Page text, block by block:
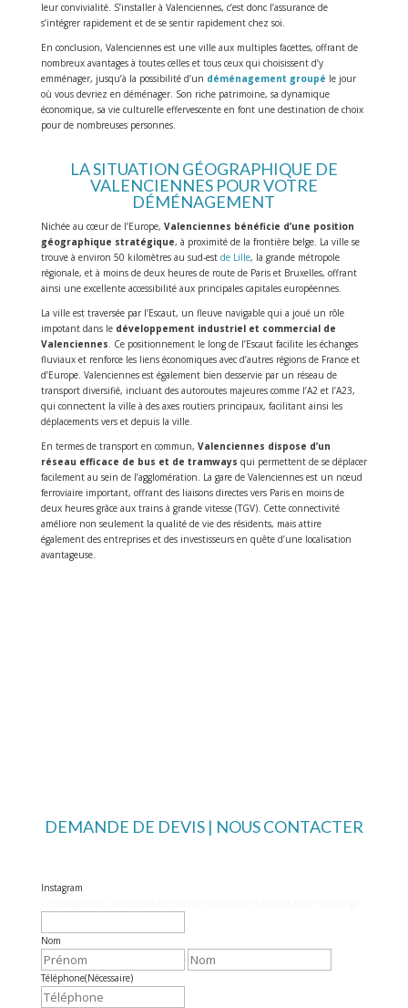
leur convivialité. S’installer à Valenciennes, c’est donc l’assurance de
s’intégrer rapidement et de se sentir rapidement chez soi.
En conclusion, Valenciennes est une ville aux multiples facettes, offrant de
nombreux avantages à toutes celles et tous ceux qui choisissent d’y
emménager, jusqu’à la possibilité d’un déménagement groupé le jour
où vous devriez en déménager. Son riche patrimoine, sa dynamique
économique, sa vie culturelle effervescente en font une destination de choix
pour de nombreuses personnes.
LA SITUATION GÉOGRAPHIQUE DE
VALENCIENNES POUR VOTRE
DÉMÉNAGEMENT
Nichée au cœur de l’Europe, Valenciennes bénéficie d’une position
géographique stratégique, à proximité de la frontière belge. La ville se
trouve à environ 50 kilomètres au sud-est de Lille, la grande métropole
régionale, et à moins de deux heures de route de Paris et Bruxelles, offrant
ainsi une excellente accessibilité aux principales capitales européennes.
La ville est traversée par l’Escaut, un fleuve navigable qui a joué un rôle
impotant dans le développement industriel et commercial de
Valenciennes. Ce positionnement le long de l’Escaut facilite les échanges
fluviaux et renforce les liens économiques avec d’autres régions de France et
d’Europe. Valenciennes est également bien desservie par un réseau de
transport diversifié, incluant des autoroutes majeures comme l’A2 et l’A23,
qui connectent la ville à des axes routiers principaux, facilitant ainsi les
déplacements vers et depuis la ville.
En termes de transport en commun, Valenciennes dispose d’un
réseau efficace de bus et de tramways qui permettent de se déplacer
facilement au sein de l’agglomération. La gare de Valenciennes est un nœud
ferroviaire important, offrant des liaisons directes vers Paris en moins de
deux heures grâce aux trains à grande vitesse (TGV). Cette connectivité
améliore non seulement la qualité de vie des résidents, mais attire
également des entreprises et des investisseurs en quête d’une localisation
avantageuse.
DEMANDE DE DEVIS | NOUS CONTACTER
Instagram
Nom
Prénom
Téléphone(Nécessaire)